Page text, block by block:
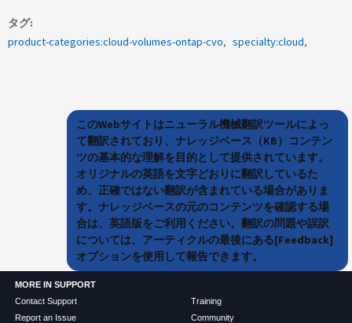
タグ
product-categories:cloud-volumes-ontap-cvo
specialty:cloud
このWebサイトはニューラル機械翻訳ツールによっ
て翻訳されており、ナレッジベース（KB）コンテン
ツの基本的な理解を目的として提供されています。
オリジナルの英語を文字どおりに翻訳しているた
め、正確ではない翻訳が含まれている場合がありま
す。ナレッジベースの元のコンテンツを確認する場
合は、英語版をご利用ください。翻訳の問題や誤訳
については、アーティクルの最後にある[Feedback]
オプションを使用して報告できます。
MORE IN SUPPORT
Contact Support
Report an Issue
Training
Community